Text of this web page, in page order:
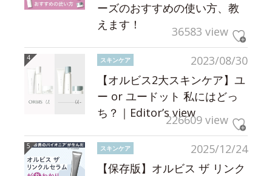
ーズのおすすめの使い方、教
えます！
36583 view
2023/08/30
スキンケア
【オルビス2大スキンケア】ユ
ー or ユードット 私にはどっ
ち？｜Editor’s view226609 view
2025/12/24
スキンケア
【保存版】オルビス ザ リンク